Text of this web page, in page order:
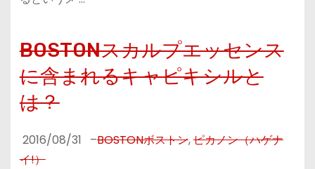
BOSTONスカルプエッセンス
に含まれるキャピキシルと
は？
2016/08/31 –BOSTONボストン,ピカノン（ハゲナ
イ!）